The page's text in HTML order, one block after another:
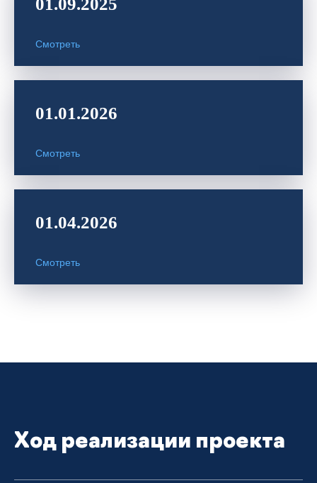
Смотреть
01.01.2026
Смотреть
01.04.2026
Смотреть
Ход реализации проекта